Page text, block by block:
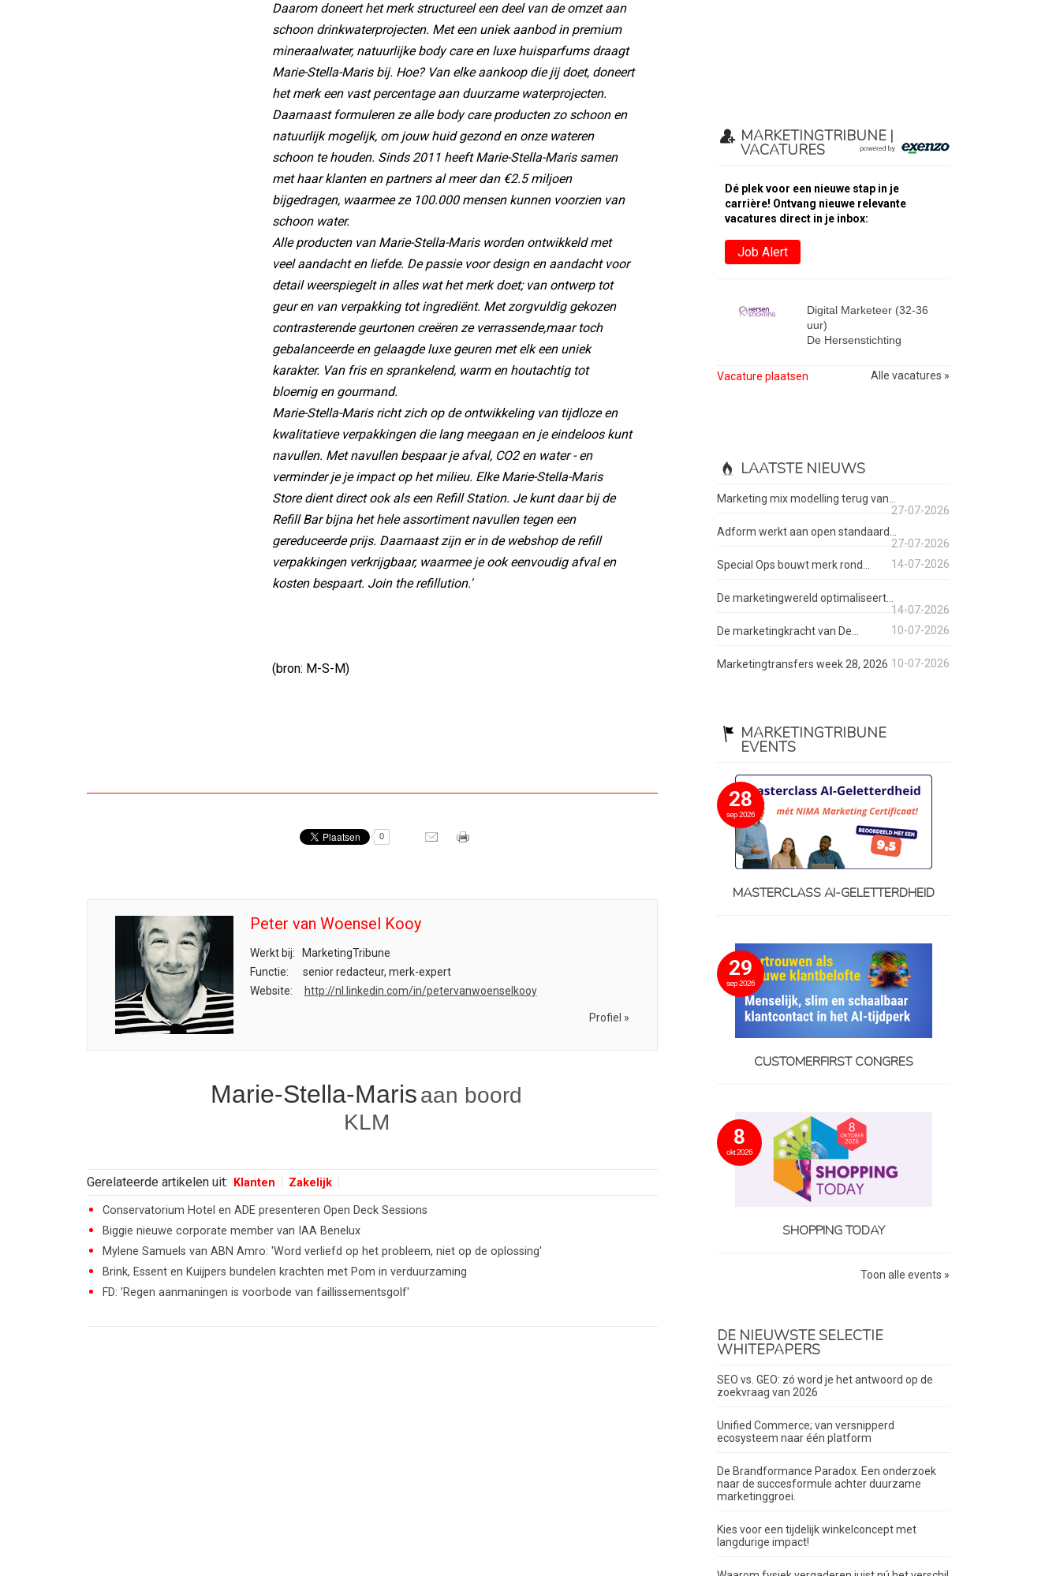
Daarom doneert het merk structureel een deel van de omzet aan
schoon drinkwaterprojecten. Met een uniek aanbod in premium
mineraalwater, natuurlijke body care en luxe huisparfums draagt
Marie-Stella-Maris bij. Hoe? Van elke aankoop die jij doet, doneert
het merk een vast percentage aan duurzame waterprojecten.
Daarnaast formuleren ze alle body care producten zo schoon en
natuurlijk mogelijk, om jouw huid gezond en onze wateren
schoon te houden. Sinds 2011 heeft Marie-Stella-Maris samen
met haar klanten en partners al meer dan €2.5 miljoen
bijgedragen, waarmee ze 100.000 mensen kunnen voorzien van
schoon water.
Alle producten van Marie-Stella-Maris worden ontwikkeld met
veel aandacht en liefde. De passie voor design en aandacht voor
detail weerspiegelt in alles wat het merk doet; van ontwerp tot
geur en van verpakking tot ingrediënt. Met zorgvuldig gekozen
contrasterende geurtonen creëren ze verrassende,maar toch
gebalanceerde en gelaagde luxe geuren met elk een uniek
karakter. Van fris en sprankelend, warm en houtachtig tot
bloemig en gourmand.
Marie-Stella-Maris richt zich op de ontwikkeling van tijdloze en
kwalitatieve verpakkingen die lang meegaan en je eindeloos kunt
navullen. Met navullen bespaar je afval, CO2 en water - en
verminder je je impact op het milieu. Elke Marie-Stella-Maris
Store dient direct ook als een Refill Station. Je kunt daar bij de
Refill Bar bijna het hele assortiment navullen tegen een
gereduceerde prijs. Daarnaast zijn er in de webshop de refill
verpakkingen verkrijgbaar, waarmee je ook eenvoudig afval en
kosten bespaart. Join the refillution.'
(bron: M-S-M)
0
Peter van Woensel Kooy
Werkt bij:
MarketingTribune
Functie:
senior redacteur, merk-expert
Website:
http://nl.linkedin.com/in/petervanwoenselkooy
Profiel »
Marie-Stella-Marisaan boord
KLM
Gerelateerde artikelen uit: Klanten Zakelijk
Conservatorium Hotel en ADE presenteren Open Deck Sessions
Biggie nieuwe corporate member van IAA Benelux
Mylene Samuels van ABN Amro: 'Word verliefd op het probleem, niet op de oplossing'
Brink, Essent en Kuijpers bundelen krachten met Pom in verduurzaming
FD: 'Regen aanmaningen is voorbode van faillissementsgolf'
MARKETINGTRIBUNE |
VACATURES
Dé plek voor een nieuwe stap in je
carrière! Ontvang nieuwe relevante
vacatures direct in je inbox:
Job Alert
Digital Marketeer (32-36
uur)
De Hersenstichting
Vacature plaatsen Alle vacatures »
LAATSTE NIEUWS
Marketing mix modelling terug van...
27-07-2026
Adform werkt aan open standaard...
27-07-2026
Special Ops bouwt merk rond...
14-07-2026
De marketingwereld optimaliseert...
14-07-2026
De marketingkracht van De...
10-07-2026
Marketingtransfers week 28, 2026 10-07-2026
MARKETINGTRIBUNE
EVENTS
28
sep 2026
MASTERCLASS AI-GELETTERDHEID
29
sep 2026
CUSTOMERFIRST CONGRES
8
okt 2026
SHOPPING TODAY
Toon alle events »
DE NIEUWSTE SELECTIE
WHITEPAPERS
SEO vs. GEO: zó word je het antwoord op de
zoekvraag van 2026
Unified Commerce; van versnipperd
ecosysteem naar één platform
De Brandformance Paradox. Een onderzoek
naar de succesformule achter duurzame
marketinggroei.
Kies voor een tijdelijk winkelconcept met
langdurige impact!